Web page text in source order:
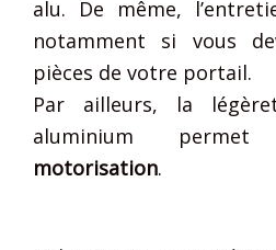
alu. De même,
notamment si vous
pièces de votre portail.
Par ailleurs, la
aluminium permet
motorisation.